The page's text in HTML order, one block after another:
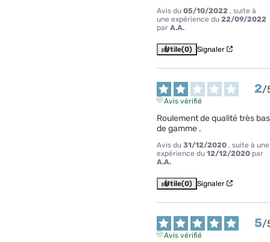
Avis du 05/10/2022 , suite à
une expérience du 22/09/2022
par A.A.
Utile(0) Signaler
2/
Avis vérifié
Roulement de qualité très bas
de gamme .
Avis du 31/12/2020 , suite à une
expérience du 12/12/2020 par
A.A.
Utile(0) Signaler
5/
Avis vérifié